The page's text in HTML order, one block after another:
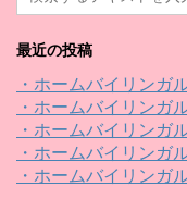
最近の投稿
・ホームバイリンガ
・ホームバイリンガ
・ホームバイリンガ
・ホームバイリンガ
・ホームバイリンガ